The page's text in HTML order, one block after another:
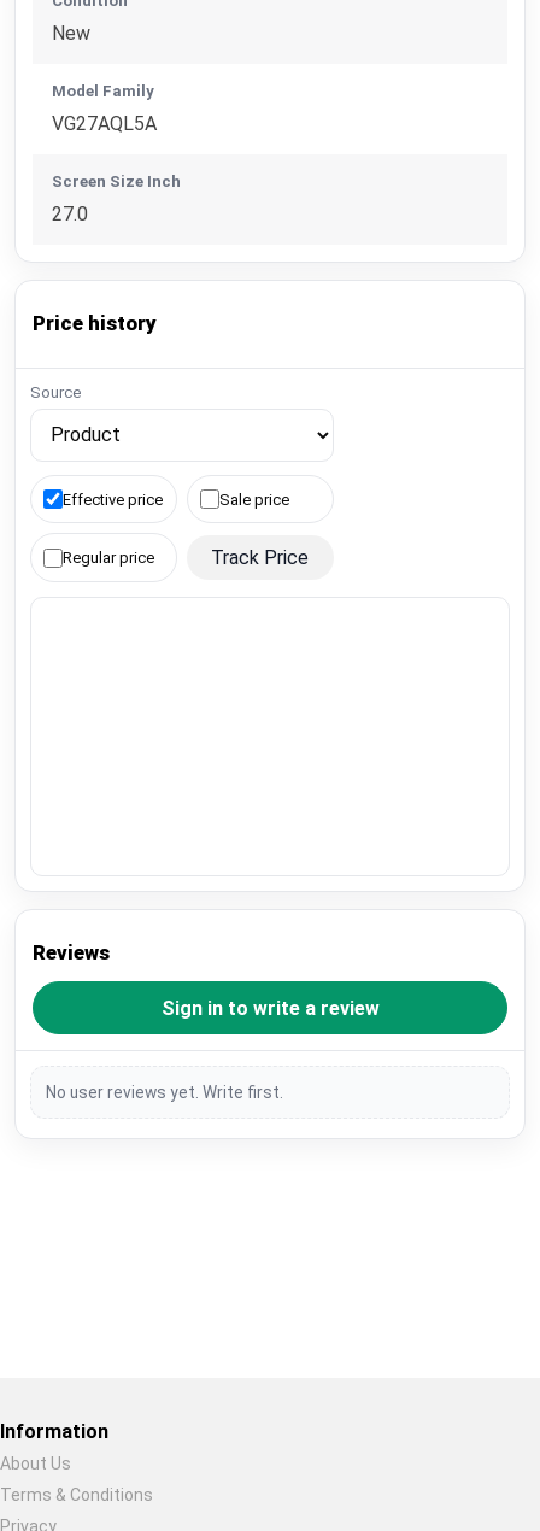
New
Model Family
VG27AQL5A
Screen Size Inch
27.0
Price history
Source
Effective price Sale price
Regular price Track Price
Reviews
Sign in to write a review
No user reviews yet. Write first.
Information
About Us
Terms & Conditions
Privacy